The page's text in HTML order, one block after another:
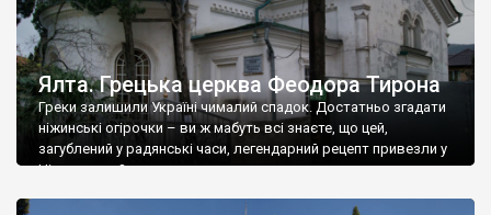
Ялта. Грецька церква Феодора Тирона
Греки залишили Україні чималий спадок. Достатньо згадати
ніжинські огірочки – ви ж мабуть всі знаєте, що цей,
загублений у радянські часи, легендарний рецепт привезли у
Ніжин греки?